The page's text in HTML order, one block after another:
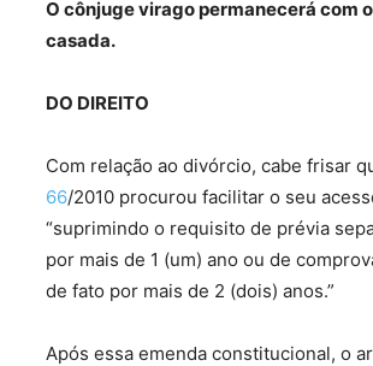
O cônjuge virago permanecerá com
casada.
DO DIREITO
Com relação ao divórcio, cabe frisar
66/2010 procurou facilitar o seu
“suprimindo o requisito de prévia
por mais de 1 (um) ano ou de
de fato por mais de 2 (dois) anos.”
Após essa emenda constitucional, o